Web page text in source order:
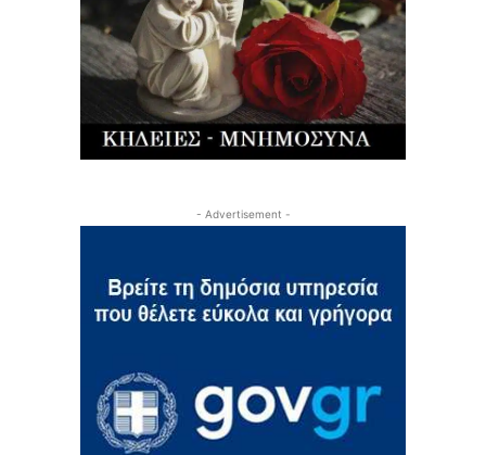
- Advertisement -